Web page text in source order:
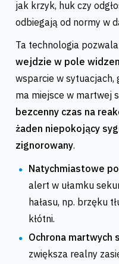
jak krzyk, huk czy
odbiegają od normy w
Ta technologia pozwala
wejdzie w pole
wsparcie w sytuacjach,
ma miejsce w martwej
bezcenny czas na
żaden niepokojący
zignorowany.
Natychmiastowe
alert w ułamku
hałasu, np. brzęku
kłótni.
Ochrona martwych
zwiększa realny